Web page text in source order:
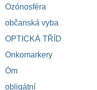
Ozónosféra
občanská vyba
OPTICKÁ TŘÍD
Onkomarkery
Óm
obligátní